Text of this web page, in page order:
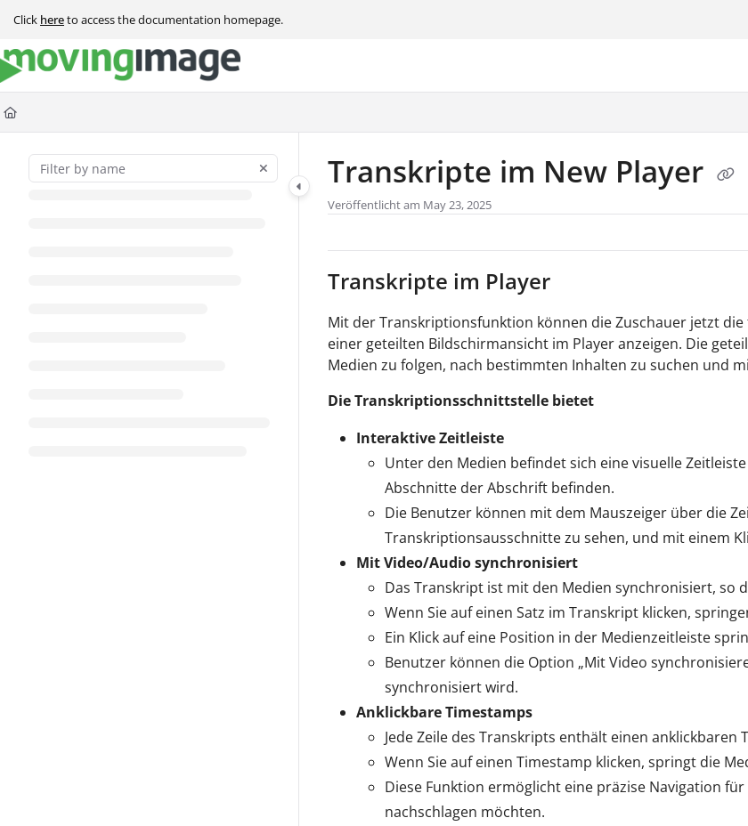
Documentation Index
Use this file to discover all available pages before exploring further.
Click hereto access the documentation homepage.
Transkripte im New Player
Veröffentlicht am May 23, 2025
Transkripte im Player
Mit der Transkriptionsfunktion können die Zuschauer jetzt
einer geteilten Bildschirmansicht im Player anzeigen. Die
Medien zu folgen, nach bestimmten Inhalten zu suchen und
Die Transkriptionsschnittstelle bietet
Interaktive Zeitleiste
Unter den Medien befindet sich eine visuelle
Abschnitte der Abschrift befinden.
Die Benutzer können mit dem Mauszeiger über die
Transkriptionsausschnitte zu sehen, und mit einem
Mit Video/Audio synchronisiert
Das Transkript ist mit den Medien synchronisiert, so
Wenn Sie auf einen Satz im Transkript klicken,
Ein Klick auf eine Position in der Medienzeitleiste
Benutzer können die Option „Mit Video
synchronisiert wird.
Anklickbare Timestamps
Jede Zeile des Transkripts enthält einen anklickbaren
Wenn Sie auf einen Timestamp klicken, springt die
Diese Funktion ermöglicht eine präzise Navigation
nachschlagen möchten.